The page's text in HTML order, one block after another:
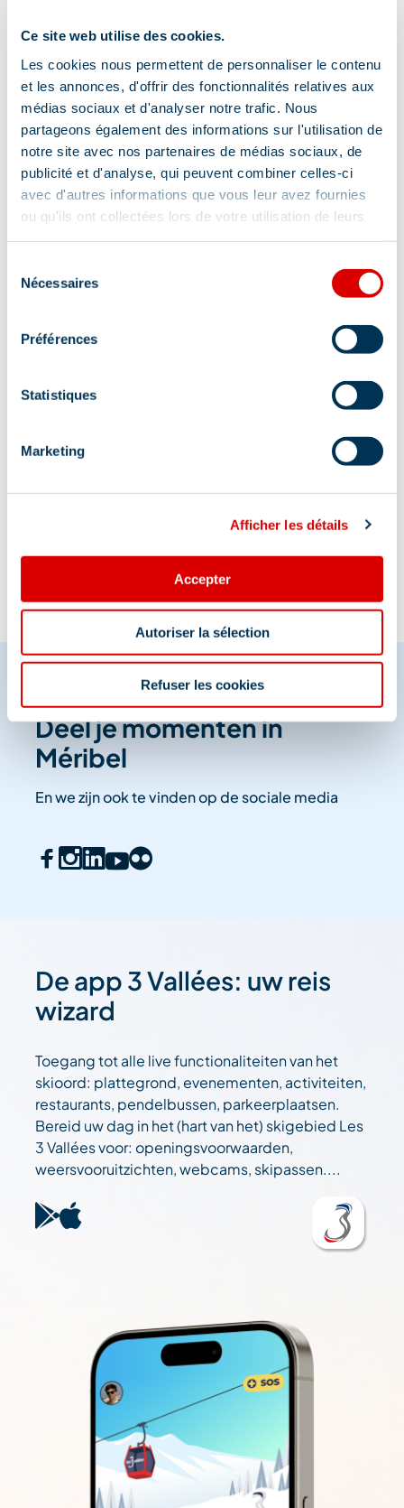
Ce site web utilise des cookies.
Les cookies nous permettent de personnaliser le contenu
et les annonces, d'offrir des fonctionnalités relatives aux
médias sociaux et d'analyser notre trafic. Nous
partageons également des informations sur l'utilisation de
notre site avec nos partenaires de médias sociaux, de
publicité et d'analyse, qui peuvent combiner celles-ci
avec d'autres informations que vous leur avez fournies
ou qu'ils ont collectées lors de votre utilisation de leurs
Nécessaires
Préférences
Statistiques
Marketing
Afficher les détails
Accepter
Autoriser la sélection
Refuser les cookies
Adres
06/02/2026.
Deel je momenten in
Méribel
En we zijn ook te vinden op de sociale media
De app 3 Vallées: uw reis
wizard
Toegang tot alle live functionaliteiten van het
skioord: plattegrond, evenementen, activiteiten,
restaurants, pendelbussen, parkeerplaatsen.
Bereid uw dag in het (hart van het) skigebied Les
3 Vallées voor: openingsvoorwaarden,
weersvooruitzichten, webcams, skipassen....